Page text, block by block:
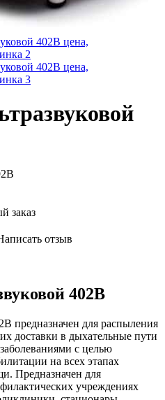
заказ
отзыв
402В
предназначен для распыления
доставки в дыхательные пути
с целью
на всех этапах
Предназначен для
учреждениях